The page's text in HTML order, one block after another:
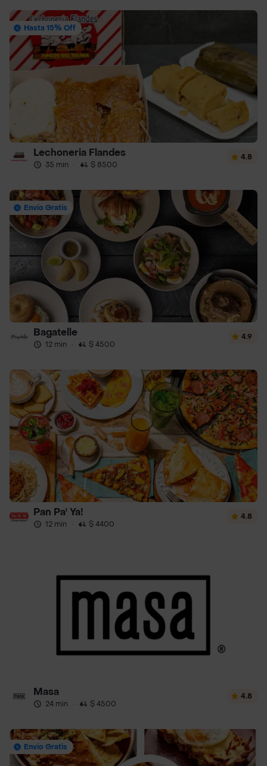
Hasta 15% Off
Lechoneria Flandes
35 min · $ 8500
4.8
Envío Gratis
Bagatelle
12 min · $ 4500
4.9
Pan Pa' Ya!
12 min · $ 4400
4.8
Masa
24 min · $ 4500
4.8
Envío Gratis